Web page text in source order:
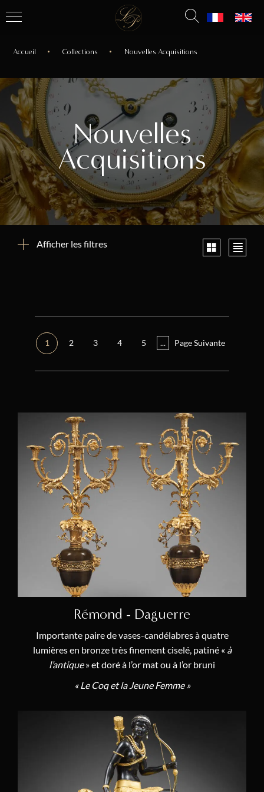
Accueil Collections Nouvelles Acquisitions
Nouvelles
Acquisitions
Afficher les filtres
Régence (1715 – 1723)
Directoire (1795 – 1799)
Empire (1804 – 1814) (23)
Louis XIV (1661 – 1715) (0)
Louis XV (1724 – 1770)
Louis XVI (1774 – 1792)
Transition (1770 – 1774)
Catégories
Chefs-d'Œuvre (14)
Mobilier & Objets d’Art (6)
(49)
Régulateurs de Précision (3)
Nouvelles Acquisitions (74)
1 2 3 4 5 ... Page Suivante
Rémond - Daguerre
Importante paire de vases-candélabres à quatre
lumières en bronze très finement ciselé, patiné « à
l’antique» et doré à l’or mat ou à l’or bruni
« Le Coq et la Jeune Femme »